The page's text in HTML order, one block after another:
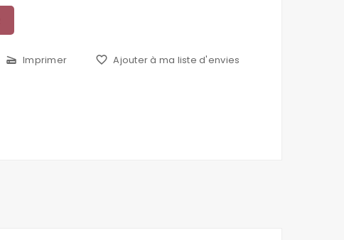
scanner Imprimer favorite_border Ajouter à ma liste d'envies